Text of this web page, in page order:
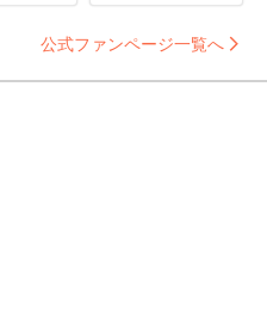
公式ファンページ一覧へ